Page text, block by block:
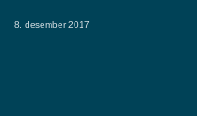
8. desember 2017